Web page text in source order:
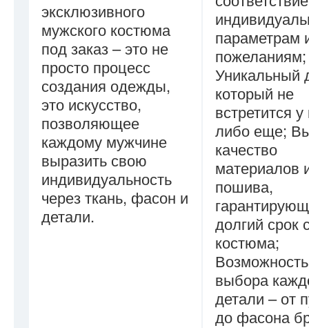
эксклюзивного
мужского костюма
под заказ – это не
просто процесс
создания одежды,
это искусство,
позволяющее
каждому мужчине
выразить свою
индивидуальность
через ткань, фасон и
детали.
параметрам
пожеланиям;
Уникальный
который не
встретится у
либо еще;
качество
материалов
пошива,
долгий срок
костюма;
Возможность
выбора
детали – от
до фасона